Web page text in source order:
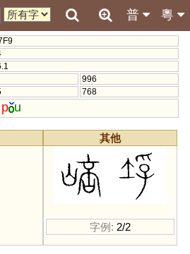
粵
普
996
768
p u
其他
字例: 2/2